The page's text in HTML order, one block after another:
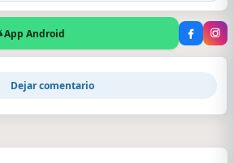
App Android
Dejar comentario